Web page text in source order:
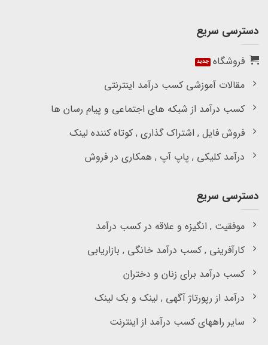
دسترسی سریع
فروشگاه
مقالات آموزشی کسب درآمد اینترنتی
کسب درآمد از شبکه های اجتماعی و پیام رسان ها
فروش فایل , اشتراک گذاری , کوتاه کننده لینک
درآمد کلیکی , پاپ آپ , همکاری در فروش
دسترسی سریع
موفقیت , انگیزه و علاقه در کسب درآمد
کارآفرینی , کسب درآمد خانگی , بازاریابی
کسب درآمد برای زنان و دختران
درآمد از رپورتاژ آگهی , لینک و بک لینک
سایر راههای کسب درآمد از اینترنت